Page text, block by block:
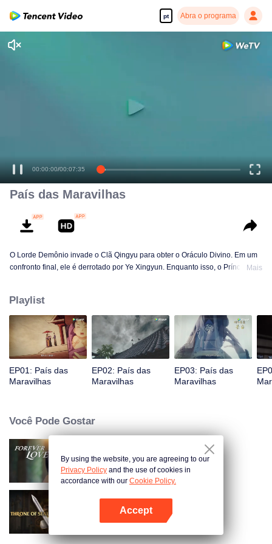
pt Abra o programa
Abra o programa
Desfrute de séries em alta definição e com reprodução suave
00:00:00/00:07:35
País das Maravilhas
O Lorde Demônio invade o Clã Qingyu para obter o Oráculo Divino. Em um
confronto final, ele é derrotado por Ye Xingyun. Enquanto isso, o Príncipe Qi
misteriosa, An Yun, aparece e se envolve na rivalidade entre o Lorde
Demônio e Ye Xingyun.
Mais
Playlist
EP01: País das
Maravilhas
EP02: País das
Maravilhas
EP03: País das
Maravilhas
Você Pode Gostar
Amor Eterno
Trono de Selos
By using the website, you are agreeing to our
Privacy Policy and the use of cookies in
accordance with our Cookie Policy.
Accept